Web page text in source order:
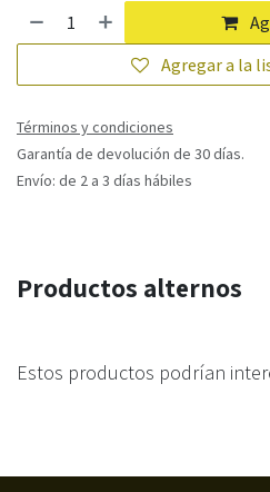
Agregar a la
Términos y condiciones
Garantía de devolución de 30 días.
Envío: de 2 a 3 días hábiles
Productos alternos
Estos productos podrían